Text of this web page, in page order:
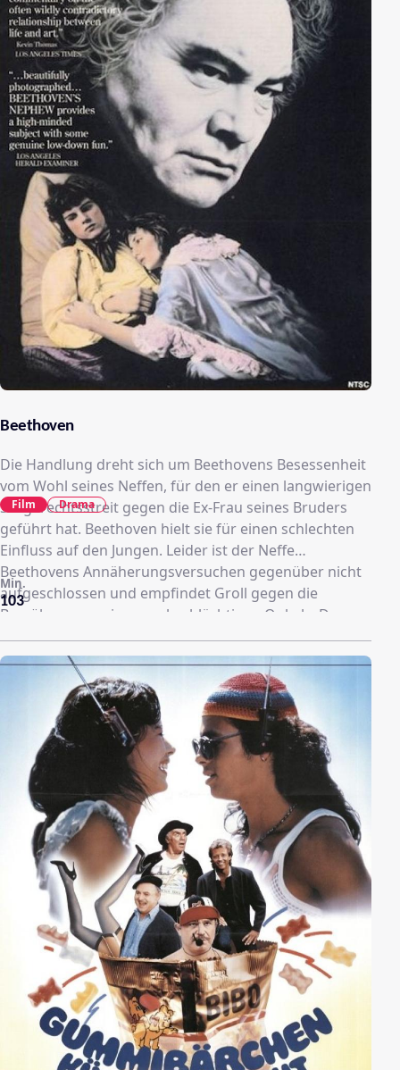
Beethoven
Die Handlung dreht sich um Beethovens Besessenheit
vom Wohl seines Neffen, für den er einen langwierigen
Sorgerechtsstreit gegen die Ex-Frau seines Bruders
geführt hat. Beethoven hielt sie für einen schlechten
Einfluss auf den Jungen. Leider ist der Neffe
Beethovens Annäherungsversuchen gegenüber nicht
aufgeschlossen und empfindet Groll gegen die
Bemühungen seines grobschlächtigen Onkels. Der
Neffe ist ein völlig unbedeutender Mensch, dem es an
Interesse und Talent mangelt. Er scheint sich nichts
sehnlicher zu wünschen, als in Ruhe gelassen zu
103
Min.
Film Drama